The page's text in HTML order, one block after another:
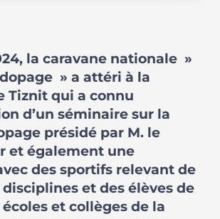
la caravane nationale »
» a attéri à la
Tiznit qui a connu
d’un séminaire sur la
présidé par M. le
et également une
des sportifs relevant de
et des élèves de
et collèges de la